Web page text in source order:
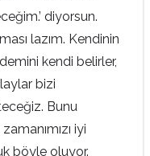
diyorsun.
lazım. Kendinin
kendi belirler,
bizi
Bunu
iyi
böyle oluyor.